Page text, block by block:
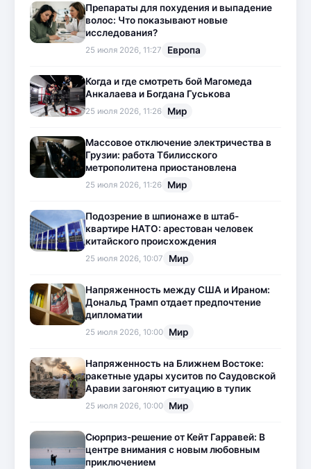
Препараты для похудения и выпадение
волос: Что показывают новые
исследования?
25 июля 2026, 11:27 Европа
Когда и где смотреть бой Магомеда
Анкалаева и Богдана Гуськова
25 июля 2026, 11:26 Мир
Массовое отключение электричества в
Грузии: работа Тбилисского
метрополитена приостановлена
25 июля 2026, 11:26 Мир
Подозрение в шпионаже в штаб-
квартире НАТО: арестован человек
китайского происхождения
25 июля 2026, 10:07 Мир
Напряженность между США и Ираном:
Дональд Трамп отдает предпочтение
дипломатии
25 июля 2026, 10:00 Мир
Напряженность на Ближнем Востоке:
ракетные удары хуситов по Саудовской
Аравии загоняют ситуацию в тупик
25 июля 2026, 10:00 Мир
Сюрприз-решение от Кейт Гарравей: В
центре внимания с новым любовным
приключением